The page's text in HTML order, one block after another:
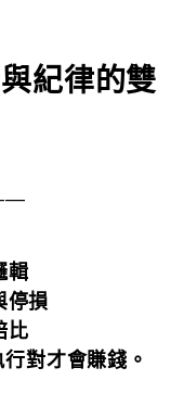
紀律的雙
輯
停損
比
對才會賺錢。